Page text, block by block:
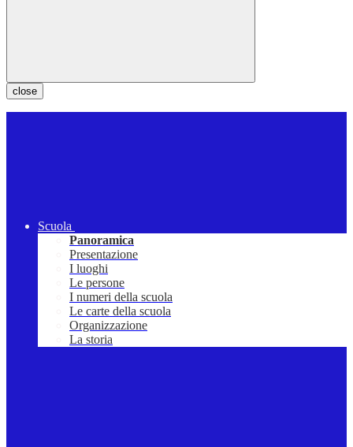
close
Scuola
Panoramica
Presentazione
I luoghi
Le persone
I numeri della scuola
Le carte della scuola
Organizzazione
La storia